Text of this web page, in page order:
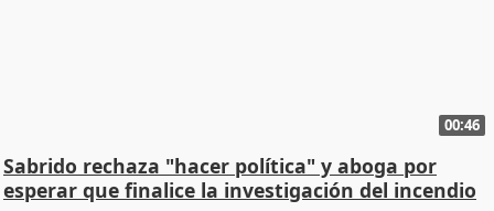
00:46
Sabrido rechaza "hacer política" y aboga por
esperar que finalice la investigación del incendio